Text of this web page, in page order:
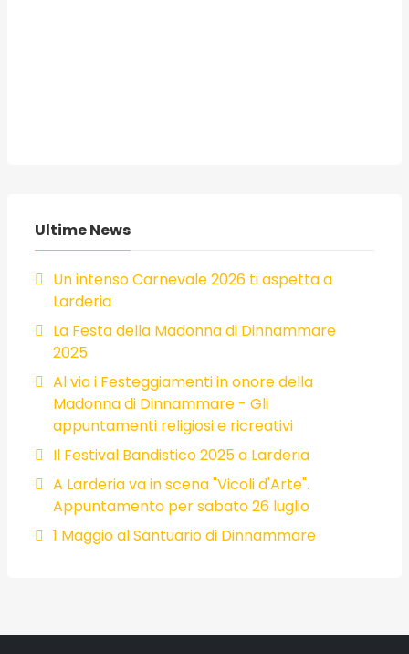
Ultime News
Un intenso Carnevale 2026 ti aspetta a
Larderia
La Festa della Madonna di Dinnammare
2025
Al via i Festeggiamenti in onore della
Madonna di Dinnammare - Gli
appuntamenti religiosi e ricreativi
Il Festival Bandistico 2025 a Larderia
A Larderia va in scena "Vicoli d'Arte".
Appuntamento per sabato 26 luglio
1 Maggio al Santuario di Dinnammare